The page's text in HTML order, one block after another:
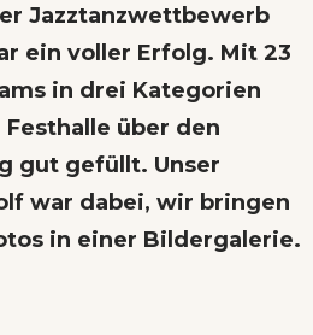
Jazztanzwettbewerb
ein voller Erfolg. Mit 23
in drei Kategorien
über den
gut gefüllt. Unser
war dabei, wir bringen
in einer Bildergalerie.